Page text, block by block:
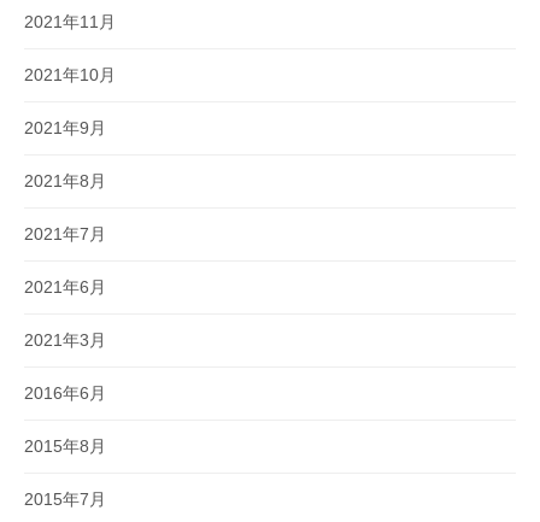
2021年11月
2021年10月
2021年9月
2021年8月
2021年7月
2021年6月
2021年3月
2016年6月
2015年8月
2015年7月